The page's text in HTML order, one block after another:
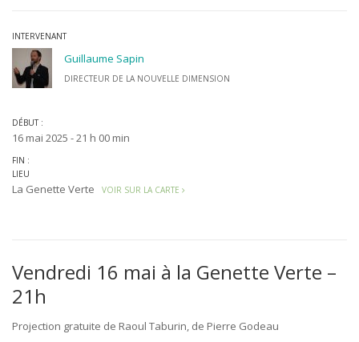
INTERVENANT
Guillaume Sapin
DIRECTEUR DE LA NOUVELLE DIMENSION
DÉBUT :
16 mai 2025 - 21 h 00 min
FIN :
LIEU
La Genette Verte VOIR SUR LA CARTE
Vendredi 16 mai à la Genette Verte –
21h
Projection gratuite de Raoul Taburin, de Pierre Godeau